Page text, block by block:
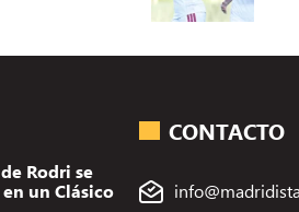
Rodri se
un Clásico
CONTACTO